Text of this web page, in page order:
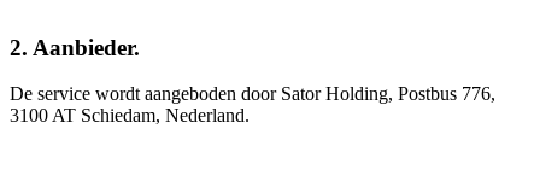
2. Aanbieder.
De service wordt aangeboden door Sator Holding, Postbus 776,
3100 AT Schiedam, Nederland.